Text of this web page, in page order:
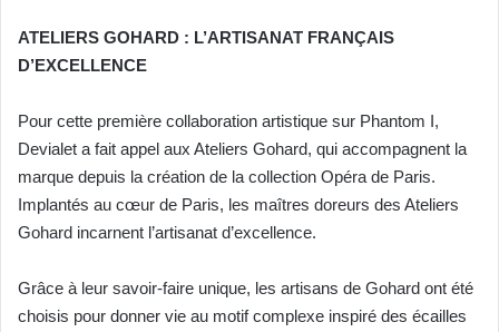
ATELIERS GOHARD : L’ARTISANAT FRANÇAIS
D’EXCELLENCE
Pour cette première collaboration artistique sur Phantom I,
Devialet a fait appel aux Ateliers Gohard, qui accompagnent la
marque depuis la création de la collection Opéra de Paris.
Implantés au cœur de Paris, les maîtres doreurs des Ateliers
Gohard incarnent l’artisanat d’excellence.
Grâce à leur savoir-faire unique, les artisans de Gohard ont été
choisis pour donner vie au motif complexe inspiré des écailles